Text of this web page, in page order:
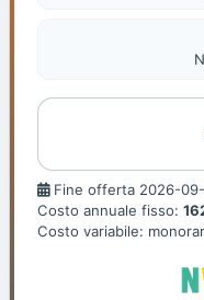
Fine
offerta
Fine offerta 2026-
Costo annuale fisso:
Costo variabile: